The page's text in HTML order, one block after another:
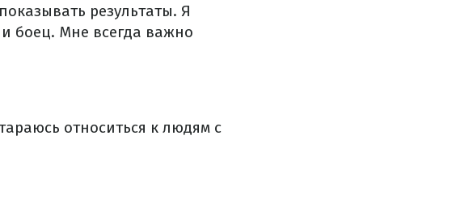
результаты. Я
боец. Мне всегда важно
относиться к людям с